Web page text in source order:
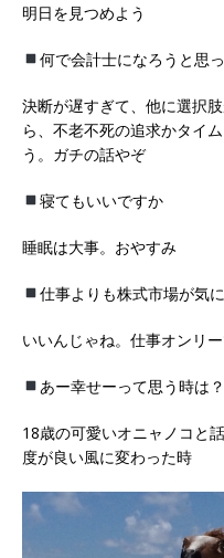
明日を見つめよう
何で会計士になろうと思
決断が遅すぎて、他に選択
ら、不老不死の追求かタイ
う。ガチの話やぞ
寝てもいいですか
睡眠は大事。おやすみ
仕事よりも株式市場が気
いいんじゃね。仕事オンリ
あー幸せーって思う時は？
18歳の可愛いオニャノコと
度が良い風に変わった時